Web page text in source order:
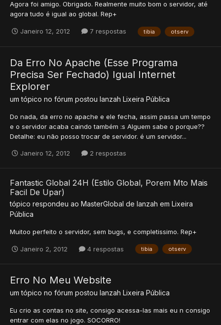
Agora foi amigo. Obrigado. Realmente muito bom o servidor, até
agora tudo é igual ao global. Rep+
Janeiro 12, 2012 7 respostas tibia otserv
Da Erro No Apache (Esse Programa
Precisa Ser Fechado) Igual Internet
Explorer
um tópico no fórum postou lanzah Lixeira Pública
Do nada, da erro no apache e ele fecha, assim passa um tempo
e o servidor acaba caindo também :s Alguem sabe o porque??
Detalhe: eu não posso trocar de servidor. é um servidor...
Janeiro 12, 2012 2 respostas
Fantastic Global 24H (Estilo Global, Porem Mto Mais
Facil De Upar)
tópico respondeu ao MasterGlobal de lanzah em Lixeira
Pública
Muitoo perfeito o servidor, sem bugs, e completissimo. Rep+
Janeiro 2, 2012 4 respostas tibia otserv
Erro No Meu Website
um tópico no fórum postou lanzah Lixeira Pública
Eu crio as contas no site, consigo acessa-las mais eu n consigo
entrar com elas no jogo. SOCORRO!